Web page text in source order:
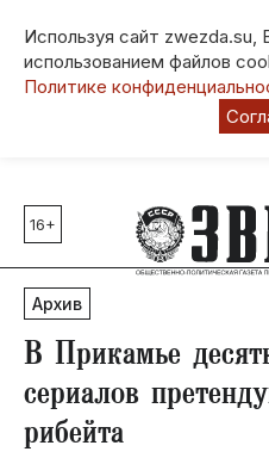
Используя сайт zwezda.su,
использованием файлов
Политике
Главные темы
80 лет Победы
Молодежная столица РФ
СВО
Социальная поддержка
Инфраструктура
16+
Архив
В Прикамье
сериалов
рибейта